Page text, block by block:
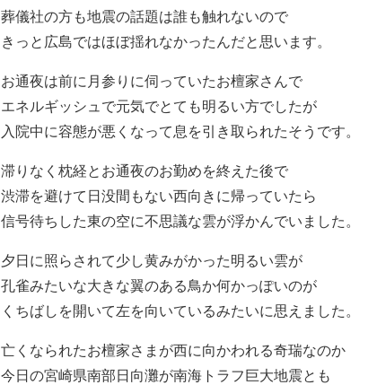
葬儀社の方も地震の話題は誰も触れないので
きっと広島ではほぼ揺れなかったんだと思います。
お通夜は前に月参りに伺っていたお檀家さんで
エネルギッシュで元気でとても明るい方でしたが
入院中に容態が悪くなって息を引き取られたそうです。
滞りなく枕経とお通夜のお勤めを終えた後で
渋滞を避けて日没間もない西向きに帰っていたら
信号待ちした東の空に不思議な雲が浮かんでいました。
夕日に照らされて少し黄みがかった明るい雲が
孔雀みたいな大きな翼のある鳥か何かっぽいのが
くちばしを開いて左を向いているみたいに思えました。
亡くなられたお檀家さまが西に向かわれる奇瑞なのか
今日の宮崎県南部日向灘が南海トラフ巨大地震とも